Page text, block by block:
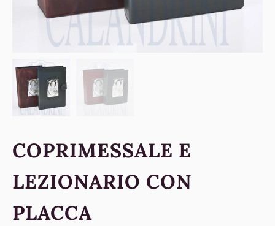
COPRIMESSALE E
LEZIONARIO CON
PLACCA